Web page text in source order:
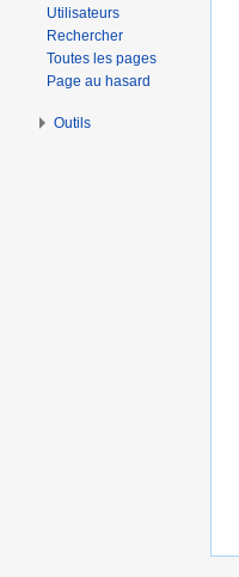
Utilisateurs
Rechercher
Toutes les pages
Page au hasard
Outils